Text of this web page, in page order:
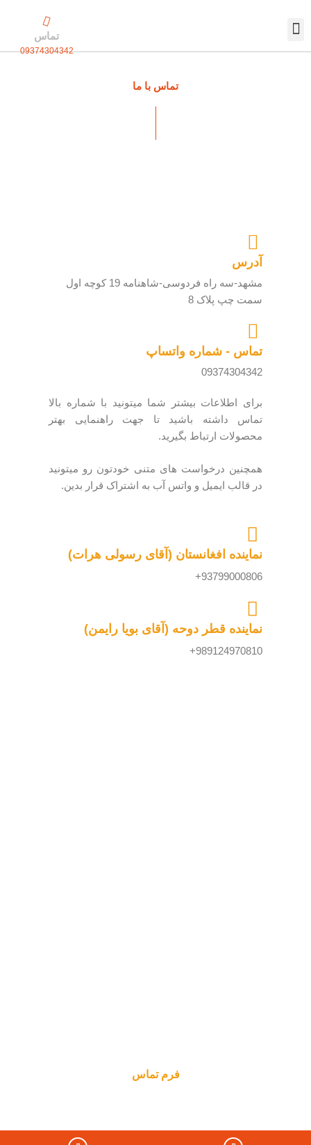
تماس
09374304342
تماس با ما
آدرس
مشهد-سه راه فردوسی-شاهنامه 19 کوچه اول
سمت چپ پلاک 8
تماس - شماره واتساپ
09374304342
برای اطلاعات بیشتر شما میتونید با شماره بالا
تماس داشته باشید تا جهت راهنمایی بهتر
محصولات ارتباط بگیرید.
همچنین درخواست های متنی خودتون رو میتونید
در قالب ایمیل و واتس آب به اشتراک قرار بدین.
نماینده افغانستان (آقای رسولی هرات)
93799000806+
نماینده قطر دوحه (آقای بویا رایمن)
989124970810+
فرم تماس